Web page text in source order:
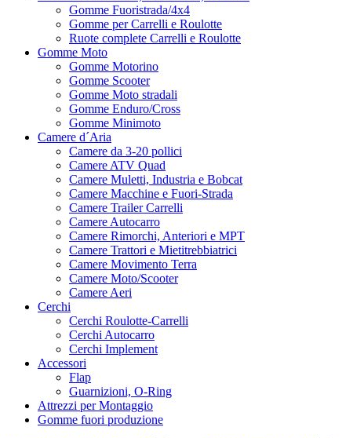
Gomme Fuoristrada/4x4
Gomme per Carrelli e Roulotte
Ruote complete Carrelli e Roulotte
Gomme Moto
Gomme Motorino
Gomme Scooter
Gomme Moto stradali
Gomme Enduro/Cross
Gomme Minimoto
Camere d´Aria
Camere da 3-20 pollici
Camere ATV Quad
Camere Muletti, Industria e Bobcat
Camere Macchine e Fuori-Strada
Camere Trailer Carrelli
Camere Autocarro
Camere Rimorchi, Anteriori e MPT
Camere Trattori e Mietitrebbiatrici
Camere Movimento Terra
Camere Moto/Scooter
Camere Aeri
Cerchi
Cerchi Roulotte-Carrelli
Cerchi Autocarro
Cerchi Implement
Accessori
Flap
Guarnizioni, O-Ring
Attrezzi per Montaggio
Gomme fuori produzione